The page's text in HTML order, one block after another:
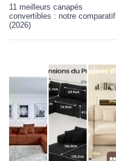
11 meilleurs canapés
convertibles : notre comparatif
(2026)